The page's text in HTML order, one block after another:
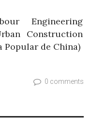
Engineering
Construction
Popular de China)
0 comments